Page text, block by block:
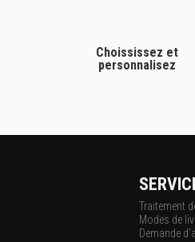
Choississez et
personnalisez
Traitement
Modes de
Demande